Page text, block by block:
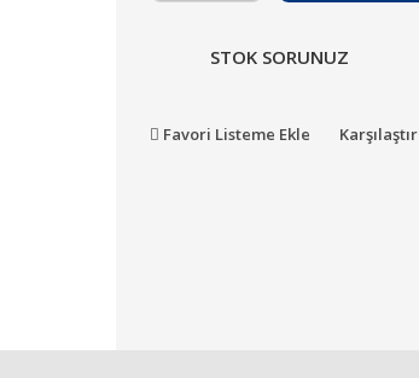
STOK SORUNUZ
Favori Listeme Ekle Karşılaştır